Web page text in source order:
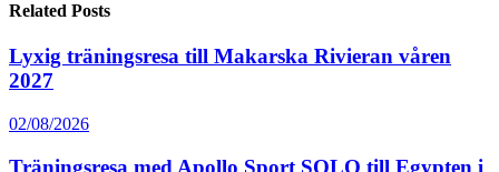
Related Posts
Lyxig träningsresa till Makarska Rivieran våren
2027
02/08/2026
Träningsresa med Apollo Sport SOLO till Egypten i